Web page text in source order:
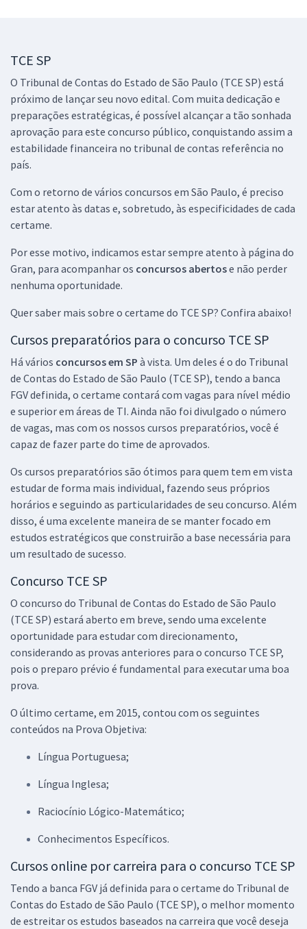
TCE SP - Tribunal de Contas do Estado de São Paulo - Conhecimentos
Específicos para o cargo de Auditor de Controle Externo - DIPE -
ou 12x de R$19,99
Economize R$ 59,98 (-20%)
Específicos para o Cargo de Auditor de Controle Externo - DIPE -
ou 12x de R$19,99
Economize R$ 59,98 (-20%)
Comprar
TCE SP - Tribunal de Contas do Estado de São Paulo - Conhecimentos
Específicos para o cargo de Auditor de Controle Externo - DIPE -
Engenharia Civil (Pós-Edital)
R$ 239,92à vista
ou 12x de R$19,99
Economize R$ 59,98 (-20%)
TCE SP
O Tribunal de Contas do Estado de São Paulo (TCE SP) está
próximo de lançar seu novo edital. Com muita dedicação e
preparações estratégicas, é possível alcançar a tão sonhada
aprovação para este concurso público, conquistando assim a
estabilidade financeira no tribunal de contas referência no
país.
Com o retorno de vários concursos em São Paulo, é preciso
estar atento às datas e, sobretudo, às especificidades de cada
certame.
Por esse motivo, indicamos estar sempre atento à página do
Gran, para acompanhar os concursos abertose não perder
nenhuma oportunidade.
Quer saber mais sobre o certame do TCE SP? Confira abaixo!
Cursos preparatórios para o concurso TCE SP
Há vários concursos em SP à vista. Um deles é o do Tribunal
de Contas do Estado de São Paulo (TCE SP), tendo a banca
FGV definida, o certame contará com vagas para nível médio
e superior em áreas de TI. Ainda não foi divulgado o número
de vagas, mas com os nossos cursos preparatórios, você é
capaz de fazer parte do time de aprovados.
Os cursos preparatórios são ótimos para quem tem em vista
estudar de forma mais individual, fazendo seus próprios
horários e seguindo as particularidades de seu concurso. Além
disso, é uma excelente maneira de se manter focado em
estudos estratégicos que construirão a base necessária para
um resultado de sucesso.
Concurso TCE SP
O concurso do Tribunal de Contas do Estado de São Paulo
(TCE SP) estará aberto em breve, sendo uma excelente
oportunidade para estudar com direcionamento,
considerando as provas anteriores para o concurso TCE SP,
pois o preparo prévio é fundamental para executar uma boa
prova.
O último certame, em 2015, contou com os seguintes
conteúdos na Prova Objetiva:
Língua Portuguesa;
Língua Inglesa;
Raciocínio Lógico-Matemático;
Conhecimentos Específicos.
Cursos online por carreira para o concurso TCE SP
Tendo a banca FGV já definida para o certame do Tribunal de
Contas do Estado de São Paulo (TCE SP), o melhor momento
de estreitar os estudos baseados na carreira que você deseja